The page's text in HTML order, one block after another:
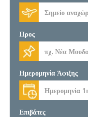
Προς
Ημερομηνία Άφιξης
Επιβάτες